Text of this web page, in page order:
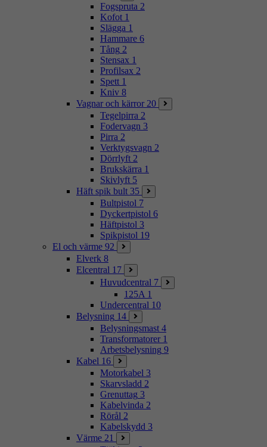
Fogspruta 2
Kofot 1
Slägga 1
Hammare 6
Tång 2
Stensax 1
Profilsax 2
Spett 1
Kniv 8
Vagnar och kärror 20
Tegelpirra 2
Fodervagn 3
Pirra 2
Verktygsvagn 2
Dörrlyft 2
Brukskärra 1
Skivlyft 5
Häft spik bult 35
Bultpistol 7
Dyckertpistol 6
Häftpistol 3
Spikpistol 19
El och värme 92
Elverk 8
Elcentral 17
Huvudcentral 7
125A 1
Undercentral 10
Belysning 14
Belysningsmast 4
Transformatorer 1
Arbetsbelysning 9
Kabel 16
Motorkabel 3
Skarvsladd 2
Grenuttag 3
Kabelvinda 2
Rörål 2
Kabelskydd 3
Värme 21